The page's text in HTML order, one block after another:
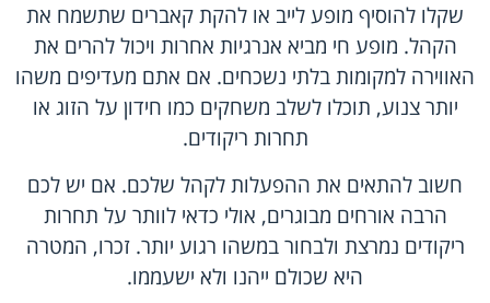
שקלו להוסיף מופע לייב או להקת קאברים שתשמח את
הקהל. מופע חי מביא אנרגיות אחרות ויכול להרים את
האווירה למקומות בלתי נשכחים. אם אתם מעדיפים משהו
יותר צנוע, תוכלו לשלב משחקים כמו חידון על הזוג או
תחרות ריקודים.
חשוב להתאים את ההפעלות לקהל שלכם. אם יש לכם
הרבה אורחים מבוגרים, אולי כדאי לוותר על תחרות
ריקודים נמרצת ולבחור במשהו רגוע יותר. זכרו, המטרה
היא שכולם ייהנו ולא ישעממו.